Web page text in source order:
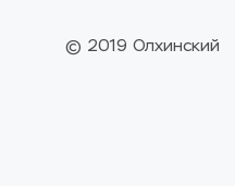
© 2019 Олхинский